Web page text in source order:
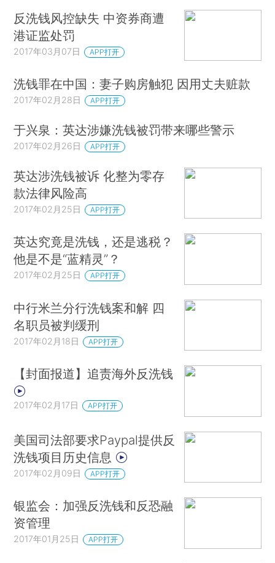
反洗钱风控缺失 中资券商遭
港证监处罚
2017年03月07日 APP打开
洗钱罪在中国：妻子购房触犯 因用丈夫赃款
2017年02月28日 APP打开
于兴泉：英达涉嫌洗钱被罚带来哪些警示
2017年02月26日 APP打开
英达涉洗钱被诉 化整为零存
款法律风险高
2017年02月25日 APP打开
英达究竟是洗钱，还是逃税？
他是不是“蓝精灵”？
2017年02月25日 APP打开
中行米兰分行洗钱案和解 四
名职员被判缓刑
2017年02月18日 APP打开
【封面报道】追责海外反洗钱
2017年02月17日 APP打开
美国司法部要求Paypal提供反
洗钱项目历史信息
2017年02月09日 APP打开
银监会：加强反洗钱和反恐融
资管理
2017年01月25日 APP打开